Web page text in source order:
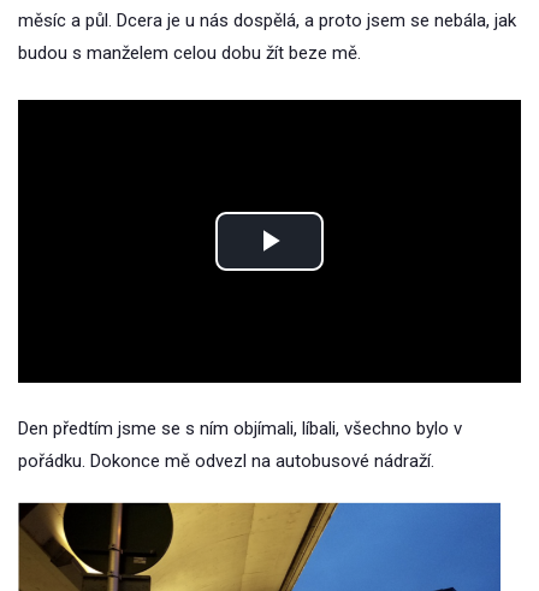
měsíc a půl. Dcera je u nás dospělá, a proto jsem se nebála, jak
budou s manželem celou dobu žít beze mě.
Play
Den předtím jsme se s ním objímali, líbali, všechno bylo v
pořádku. Dokonce mě odvezl na autobusové nádraží.